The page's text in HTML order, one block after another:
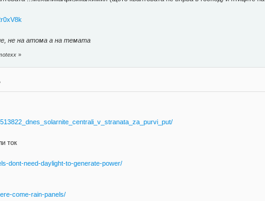
не на атома а на темата
»
ток
dont-need-daylight-to-generate-power/
come-rain-panels/